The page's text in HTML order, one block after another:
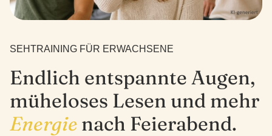
SEHTRAINING FÜR ERWACHSENE
Endlich entspannte Augen,
müheloses Lesen und mehr
Energie nach Feierabend.